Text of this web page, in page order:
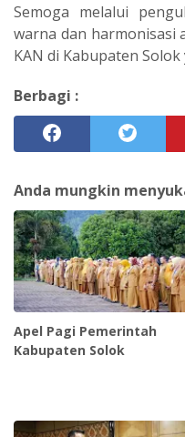
Semoga melalui
warna dan harmonisasi
KAN di Kabupaten
Berbagi :
Anda mungkin
Apel Pagi Pemerintah
Kabupaten Solok